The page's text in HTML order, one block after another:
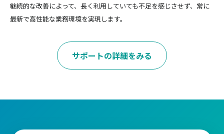
継続的な改善によって、長く利用していても不足を感じさせず、常に
最新で高性能な業務環境を実現します。
サポートの詳細をみる